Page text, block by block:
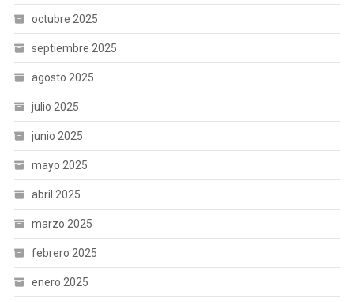
octubre 2025
septiembre 2025
agosto 2025
julio 2025
junio 2025
mayo 2025
abril 2025
marzo 2025
febrero 2025
enero 2025